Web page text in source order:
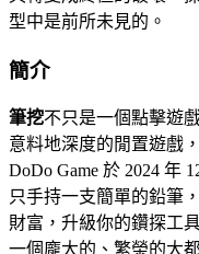
型中是前所未見的。
簡介
筆挖不只是一個點擊遊
意料地深度的閒置遊戲
DoDo Game 於 2024 年
只手持一支簡單的鉛筆
財富，升級你的鑽探工
一個龐大的、繁榮的大